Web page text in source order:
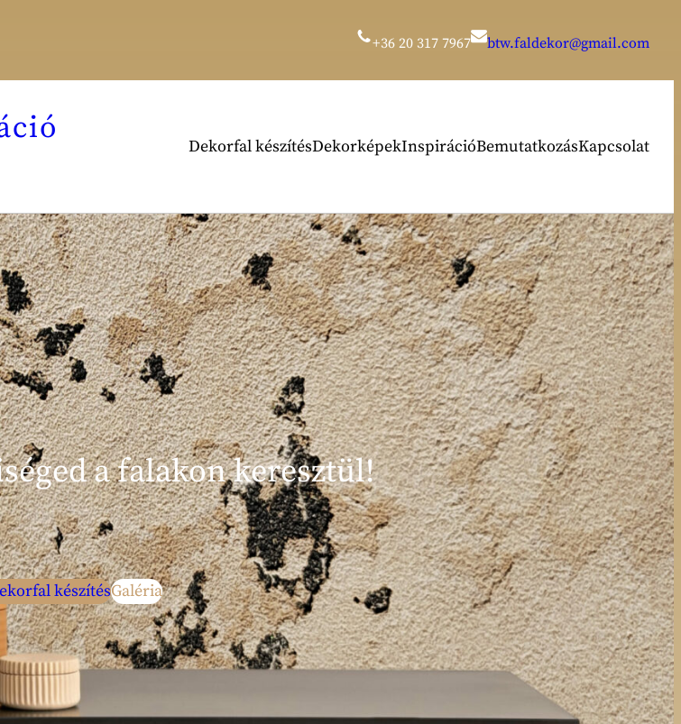
+36 20 317 7967 btw.faldekor@gmail.com
Dekorfal készítésDekorképekInspirációBemutatkozásKapcsolat
a falakon keresztül!
készítésGaléria